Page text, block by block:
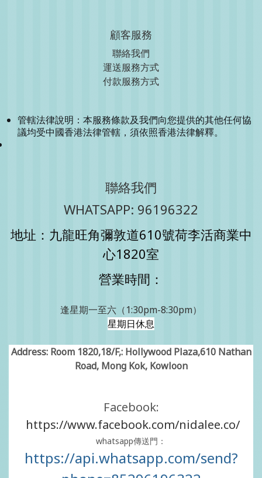
顧客服務
聯絡我們
運送服務方式
付款服務方式
管轄法律說明：本服務條款及我們向您提供的其他任何協
議均受中國香港法律管轄，須依照香港法律解釋。
聯絡我們
WHATSAPP: 96196322
地址：九龍旺角彌敦道610號荷李活商業中
心1820室
營業時間：
逢星期一至六（1:30pm-8:30pm）
星期日休息
Address: Room 1820,18/F,: Hollywood Plaza,610 Nathan
Road, Mong Kok, Kowloon
Facebook:
https://www.facebook.com/nidalee.co/
whatsapp傳送門：
https://api.whatsapp.com/send?